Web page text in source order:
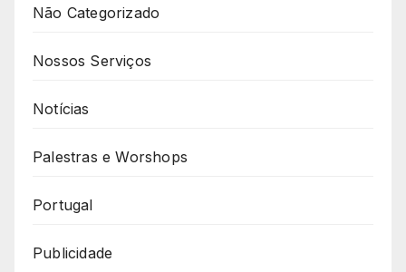
Não Categorizado
Nossos Serviços
Notícias
Palestras e Worshops
Portugal
Publicidade